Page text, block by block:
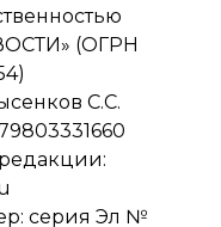
(ОГРН
С.С.
серия Эл №